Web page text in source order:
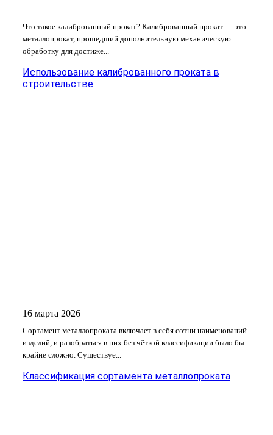
Что такое калиброванный прокат? Калиброванный прокат — это
металлопрокат, прошедший дополнительную механическую
обработку для достиже...
Использование калиброванного проката в
строительстве
16 марта 2026
Сортамент металлопроката включает в себя сотни наименований
изделий, и разобраться в них без чёткой классификации было бы
крайне сложно. Существуе...
Классификация сортамента металлопроката